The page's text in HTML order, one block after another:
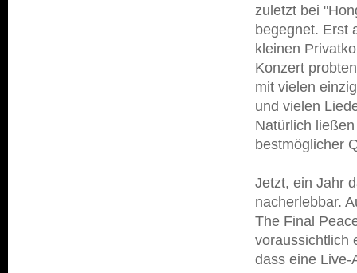
zuletzt bei
begegnet. Erst
kleinen
Konzert
mit vielen
und vielen
Natürlich
bestmöglicher
Jetzt, ein Jahr
nacherlebbar.
The Final
voraussichtlich
dass eine Live-